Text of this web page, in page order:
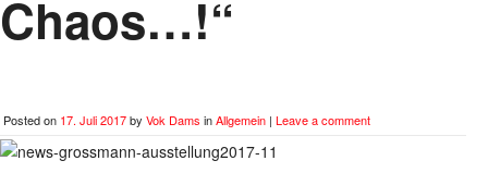
Chaos…!“
Posted on 17. Juli 2017by Vok Dams inAllgemein | Leave a comment